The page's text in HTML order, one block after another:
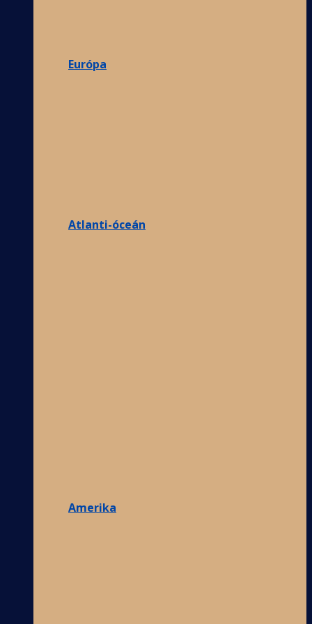
Európa
Atlanti-óceán
Amerika